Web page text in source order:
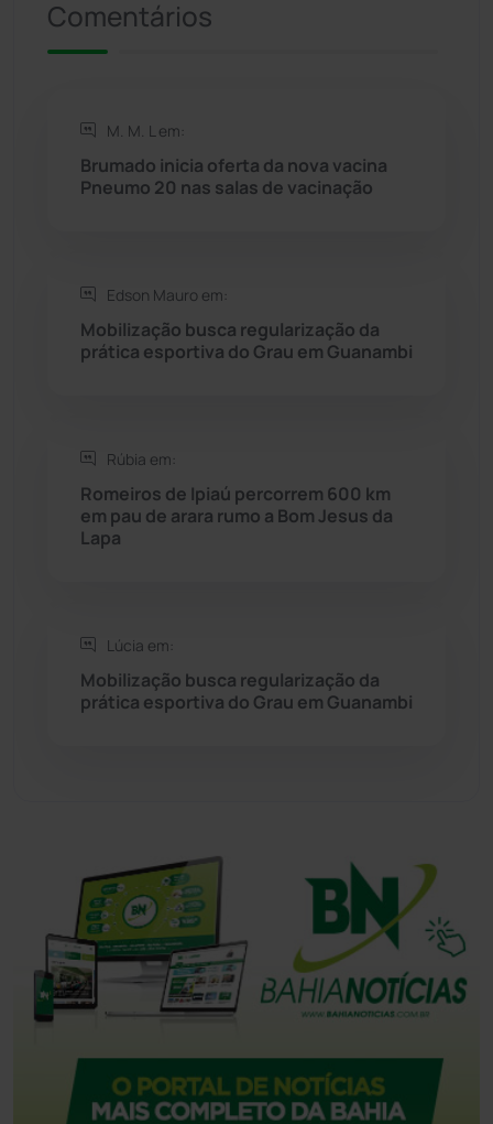
Rio do Antônio
Saúde
Seabra (50)
Sítio do Mato
Sudoeste Baiano (1530)
Tanque Novo
Tecnologia (12)
Comentários
M. M. L em:
Brumado inicia oferta da nova vacina
Pneumo 20 nas salas de vacinação
Edson Mauro em:
Mobilização busca regularização da
prática esportiva do Grau em Guanambi
Rúbia em:
Romeiros de Ipiaú percorrem 600 km
em pau de arara rumo a Bom Jesus da
Lapa
Lúcia em:
Mobilização busca regularização da
prática esportiva do Grau em Guanambi